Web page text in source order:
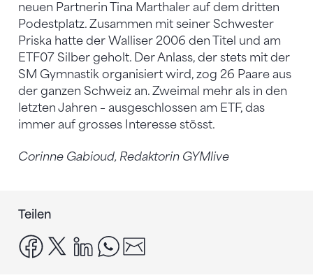
neuen Partnerin Tina Marthaler auf dem dritten
Podestplatz. Zusammen mit seiner Schwester
Priska hatte der Walliser 2006 den Titel und am
ETF07 Silber geholt. Der Anlass, der stets mit der
SM Gymnastik organisiert wird, zog 26 Paare aus
der ganzen Schweiz an. Zweimal mehr als in den
letzten Jahren – ausgeschlossen am ETF, das
immer auf grosses Interesse stösst.
Corinne Gabioud, Redaktorin GYMlive
Teilen
facebook
x linkedinwhatsapp